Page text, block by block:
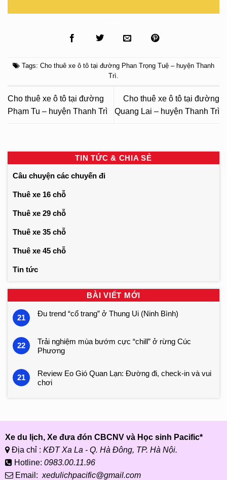
Tags: Cho thuê xe ô tô tại đường Phan Trọng Tuệ – huyện Thanh
Trì.
Cho thuê xe ô tô tại đường
Phạm Tu – huyện Thanh Trì
Cho thuê xe ô tô tại đường
Quang Lai – huyện Thanh Trì
TIN TỨC & CHIA SẺ
Câu chuyện các chuyến đi
Thuê xe 16 chỗ
Thuê xe 29 chỗ
Thuê xe 35 chỗ
Thuê xe 45 chỗ
Tin tức
BÀI VIẾT MỚI
21 Đu trend “cổ trang” ở Thung Ui (Ninh Bình)
22
Trải nghiệm mùa bướm cực “chill” ở rừng Cúc
Phương
21
Review Eo Gió Quan Lạn: Đường đi, check-in và vui
chơi
Xe du lịch, Xe đưa đón CBCNV và Học sinh Pacific*
Địa chỉ : KĐT Xa La - Q. Hà Đông, TP. Hà Nội.
Hotline: 0983.00.11.96
Email: xedulichpacific@gmail.com